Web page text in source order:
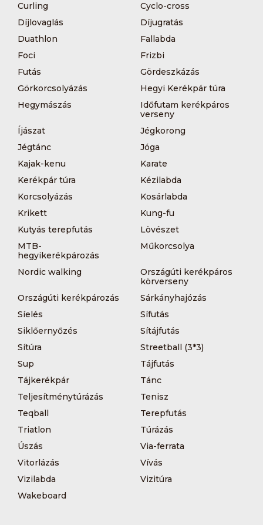
Curling
Cyclo-cross
Díjlovaglás
Díjugratás
Duathlon
Fallabda
Foci
Frizbi
Futás
Gördeszkázás
Görkorcsolyázás
Hegyi Kerékpár túra
Hegymászás
Időfutam kerékpáros
verseny
Íjászat
Jégkorong
Jégtánc
Jóga
Kajak-kenu
Karate
Kerékpár túra
Kézilabda
Korcsolyázás
Kosárlabda
Krikett
Kung-fu
Kutyás terepfutás
Lövészet
MTB-
hegyikerékpározás
Műkorcsolya
Nordic walking
Országúti kerékpáros
körverseny
Országúti kerékpározás
Sárkányhajózás
Síelés
Sífutás
Siklőernyőzés
Sítájfutás
Sítúra
Streetball (3*3)
Sup
Tájfutás
Tájkerékpár
Tánc
Teljesítménytúrázás
Tenisz
Teqball
Terepfutás
Triatlon
Túrázás
Úszás
Via-ferrata
Vitorlázás
Vívás
Vizilabda
Vizitúra
Wakeboard